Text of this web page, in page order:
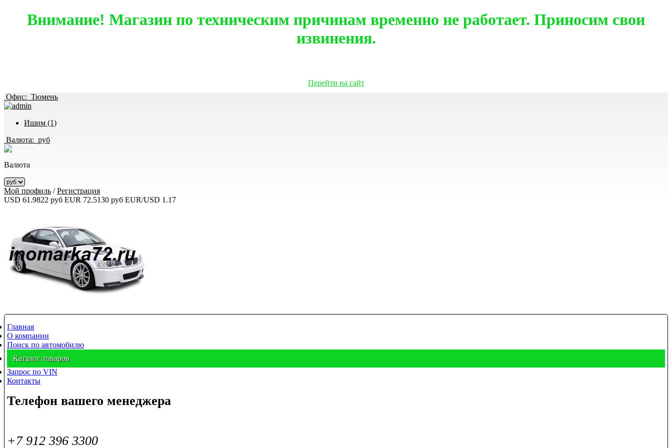
Внимание! Магазин по техническим причинам временно не работает. Приносим свои
извинения.
Перейти на сайт
Офис: Тюмень
Ишим (1)
Валюта: руб
Валюта
Мой профиль /Регистрация
USD 61.9822 руб EUR 72.5130 руб EUR/USD 1.17
Главная
О компании
Поиск по автомобилю
Каталог товаров
Запрос по VIN
Контакты
Телефон вашего менеджера
+7 912 396 3300